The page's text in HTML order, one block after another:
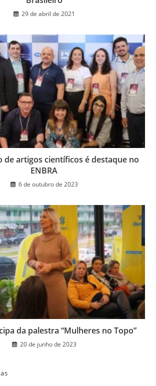
29 de abril de 2021
de artigos científicos é destaque no
ENBRA
6 de outubro de 2023
da palestra “Mulheres no Topo”
20 de junho de 2023